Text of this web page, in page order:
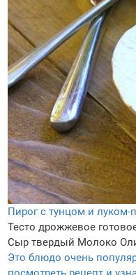
Пирог с тунцом и луком-
Тесто дрожжевое
Сыр твердый Молоко
Это блюдо очень